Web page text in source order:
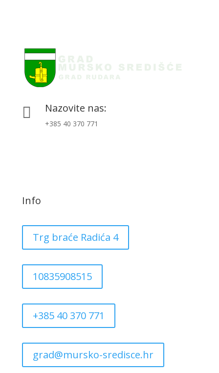
 Nazovite nas:
+385 40 370 771
Info
Trg braće Radića 4
10835908515
+385 40 370 771
grad@mursko-sredisce.hr